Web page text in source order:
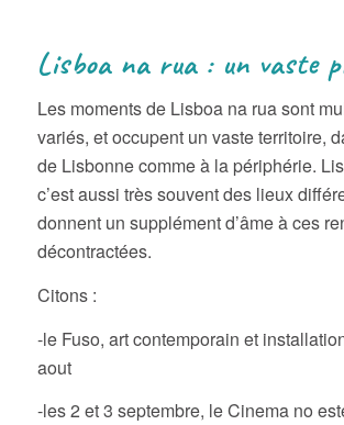
Lisboa na rua : un vaste
Les moments de Lisboa na rua sont
variés, et occupent un vaste territoire,
de Lisbonne comme à la périphérie.
c’est aussi très souvent des lieux
donnent un supplément d’âme à ces
décontractées.
Citons :
-le Fuso, art contemporain et
aout
-les 2 et 3 septembre, le Cinema no